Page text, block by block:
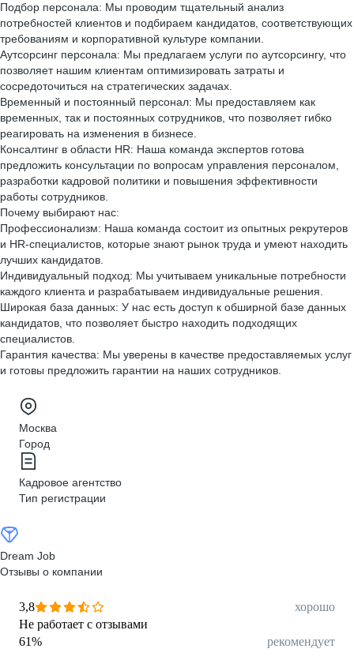
Подбор персонала: Мы проводим тщательный анализ
потребностей клиентов и подбираем кандидатов, соответствующих
требованиям и корпоративной культуре компании.
Аутсорсинг персонала: Мы предлагаем услуги по аутсорсингу, что
позволяет нашим клиентам оптимизировать затраты и
сосредоточиться на стратегических задачах.
Временный и постоянный персонал: Мы предоставляем как
временных, так и постоянных сотрудников, что позволяет гибко
реагировать на изменения в бизнесе.
Консалтинг в области HR: Наша команда экспертов готова
предложить консультации по вопросам управления персоналом,
разработки кадровой политики и повышения эффективности
работы сотрудников.
Почему выбирают нас:
Профессионализм: Наша команда состоит из опытных рекрутеров
и HR-специалистов, которые знают рынок труда и умеют находить
лучших кандидатов.
Индивидуальный подход: Мы учитываем уникальные потребности
каждого клиента и разрабатываем индивидуальные решения.
Широкая база данных: У нас есть доступ к обширной базе данных
кандидатов, что позволяет быстро находить подходящих
специалистов.
Гарантия качества: Мы уверены в качестве предоставляемых услуг
и готовы предложить гарантии на наших сотрудников.
Москва
Город
Кадровое агентство
Тип регистрации
Dream Job
Отзывы о компании
3,8
хорошо
Не работает с отзывами
61% рекомендует